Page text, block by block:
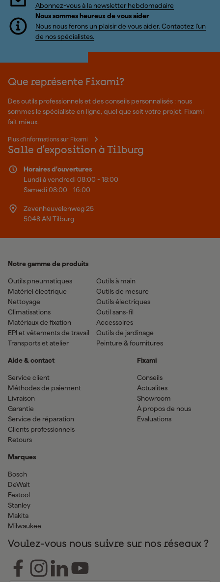
Abonnez-vous à la newsletter hebdomadaire
Nous sommes heureux de vous aider
Nous nous ferons un plaisir de vous aider. Contactez l'un
de nos spécialistes.
Que représente Fixami?
Des outils professionnels et des conseils personnalisés : nous
sommes le spécialiste en ligne, quel que soit votre projet. Fixami
fait mieux.
Plus d'informations sur Fixami
Salle d'exposition à Tilburg
Horaires d'ouvertures
Lundi à vendredi 08:00 - 18:00
Samedi 08:00 - 16:00
Zevenheuvelenweg 25
5048 AN Tilburg
Notre gamme de produits
Outils pneumatiques
Matériel électrique
Nettoyage
Climatisations
Matériaux de fixation
EPI et vêtements de travail
Transports et atelier
Outils à main
Outils de mesure
Outils électriques
Outil sans-fil
Accessoires
Outils de jardinage
Peinture & fournitures
Aide & contact
Service client
Méthodes de paiement
Livraison
Garantie
Service de réparation
Clients professionnels
Retours
Marques
Bosch
DeWalt
Festool
Stanley
Makita
Milwaukee
Fixami
Conseils
Actualites
Showroom
À propos de nous
Evaluations
Voulez-vous nous suivre sur nos réseaux ?